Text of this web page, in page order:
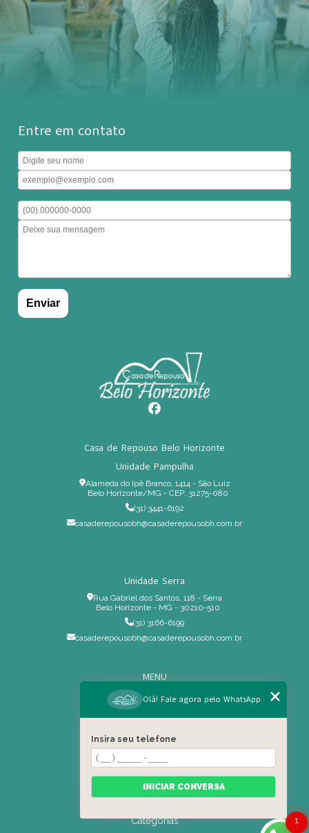
Entre em contato
Casa de Repouso Belo Horizonte
Unidade Pampulha
Alameda do Ipê Branco, 1414 - São Luiz
Belo Horizonte/MG - CEP: 31275-080
(31) 3441-6192
casaderepousobh@casaderepousobh.com.br
Unidade Serra
Rua Gabriel dos Santos, 118 - Serra
Belo Horizonte - MG - 30210-510
(31) 3166-6199
casaderepousobh@casaderepousobh.com.br
MENU
Home
Institucional
Serviços Especiais
Blog
Residência
Categorias
1
Olá! Fale agora pelo WhatsApp
Insira seu telefone
INICIAR CONVERSA